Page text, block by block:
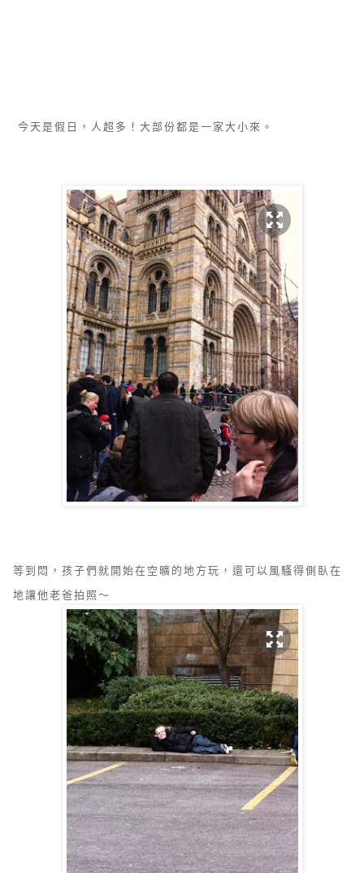
今天是假日，人超多！大部份都是一家大小來。
等到悶，孩子們就開始在空曠的地方玩，還可以風騷得側臥在
地讓他老爸拍照～